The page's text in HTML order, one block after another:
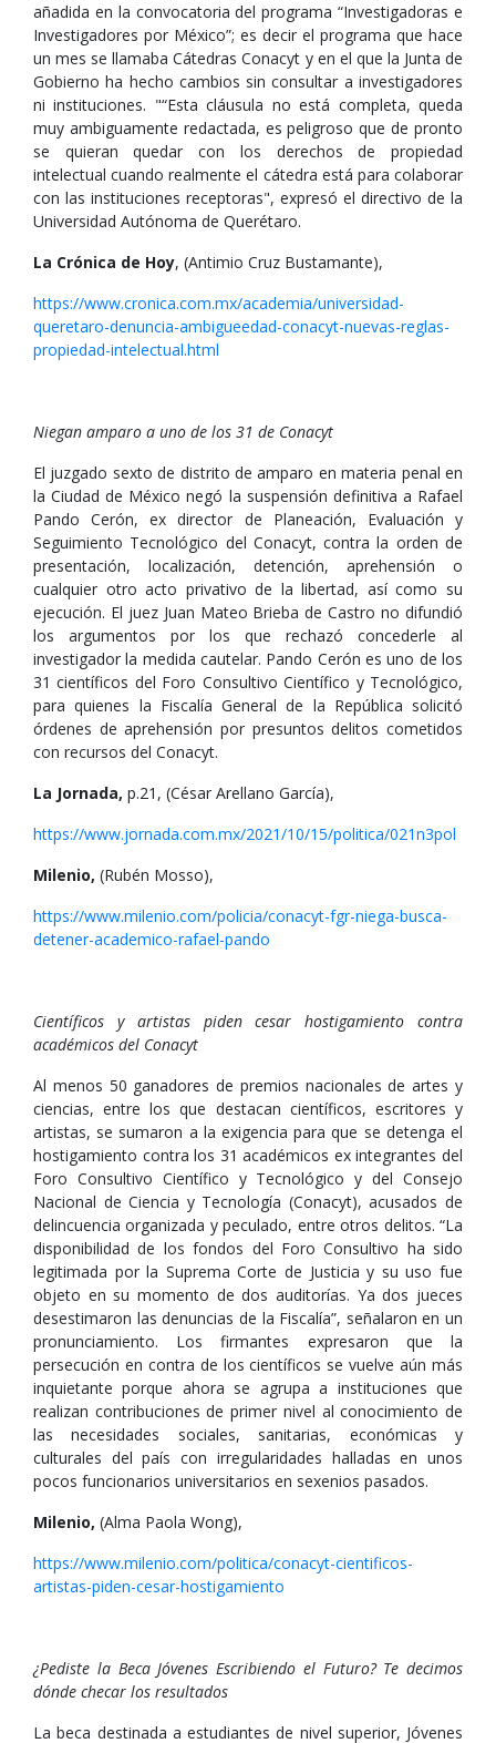
añadida en la convocatoria del programa “Investigadoras e
Investigadores por México”; es decir el programa que hace
un mes se llamaba Cátedras Conacyt y en el que la Junta de
Gobierno ha hecho cambios sin consultar a investigadores
ni instituciones. "“Esta cláusula no está completa, queda
muy ambiguamente redactada, es peligroso que de pronto
se quieran quedar con los derechos de propiedad
intelectual cuando realmente el cátedra está para colaborar
con las instituciones receptoras", expresó el directivo de la
Universidad Autónoma de Querétaro.
La Crónica de Hoy, (Antimio Cruz Bustamante),
https://www.cronica.com.mx/academia/universidad-
queretaro-denuncia-ambigueedad-conacyt-nuevas-reglas-
propiedad-intelectual.html
Niegan amparo a uno de los 31 de Conacyt
El juzgado sexto de distrito de amparo en materia penal en
la Ciudad de México negó la suspensión definitiva a Rafael
Pando Cerón, ex director de Planeación, Evaluación y
Seguimiento Tecnológico del Conacyt, contra la orden de
presentación, localización, detención, aprehensión o
cualquier otro acto privativo de la libertad, así como su
ejecución. El juez Juan Mateo Brieba de Castro no difundió
los argumentos por los que rechazó concederle al
investigador la medida cautelar. Pando Cerón es uno de los
31 científicos del Foro Consultivo Científico y Tecnológico,
para quienes la Fiscalía General de la República solicitó
órdenes de aprehensión por presuntos delitos cometidos
con recursos del Conacyt.
La Jornada, p.21, (César Arellano García),
https://www.jornada.com.mx/2021/10/15/politica/021n3pol
Milenio, (Rubén Mosso),
https://www.milenio.com/policia/conacyt-fgr-niega-busca-
detener-academico-rafael-pando
Científicos y artistas piden cesar hostigamiento contra
académicos del Conacyt
Al menos 50 ganadores de premios nacionales de artes y
ciencias, entre los que destacan científicos, escritores y
artistas, se sumaron a la exigencia para que se detenga el
hostigamiento contra los 31 académicos ex integrantes del
Foro Consultivo Científico y Tecnológico y del Consejo
Nacional de Ciencia y Tecnología (Conacyt), acusados de
delincuencia organizada y peculado, entre otros delitos. “La
disponibilidad de los fondos del Foro Consultivo ha sido
legitimada por la Suprema Corte de Justicia y su uso fue
objeto en su momento de dos auditorías. Ya dos jueces
desestimaron las denuncias de la Fiscalía”, señalaron en un
pronunciamiento. Los firmantes expresaron que la
persecución en contra de los científicos se vuelve aún más
inquietante porque ahora se agrupa a instituciones que
realizan contribuciones de primer nivel al conocimiento de
las necesidades sociales, sanitarias, económicas y
culturales del país con irregularidades halladas en unos
pocos funcionarios universitarios en sexenios pasados.
Milenio, (Alma Paola Wong),
https://www.milenio.com/politica/conacyt-cientificos-
artistas-piden-cesar-hostigamiento
¿Pediste la Beca Jóvenes Escribiendo el Futuro? Te decimos
dónde checar los resultados
La beca destinada a estudiantes de nivel superior, Jóvenes